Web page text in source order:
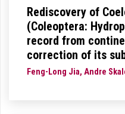
Rediscovery of
(Coleoptera:
record from
correction of its
Feng-Long Jia, Andre